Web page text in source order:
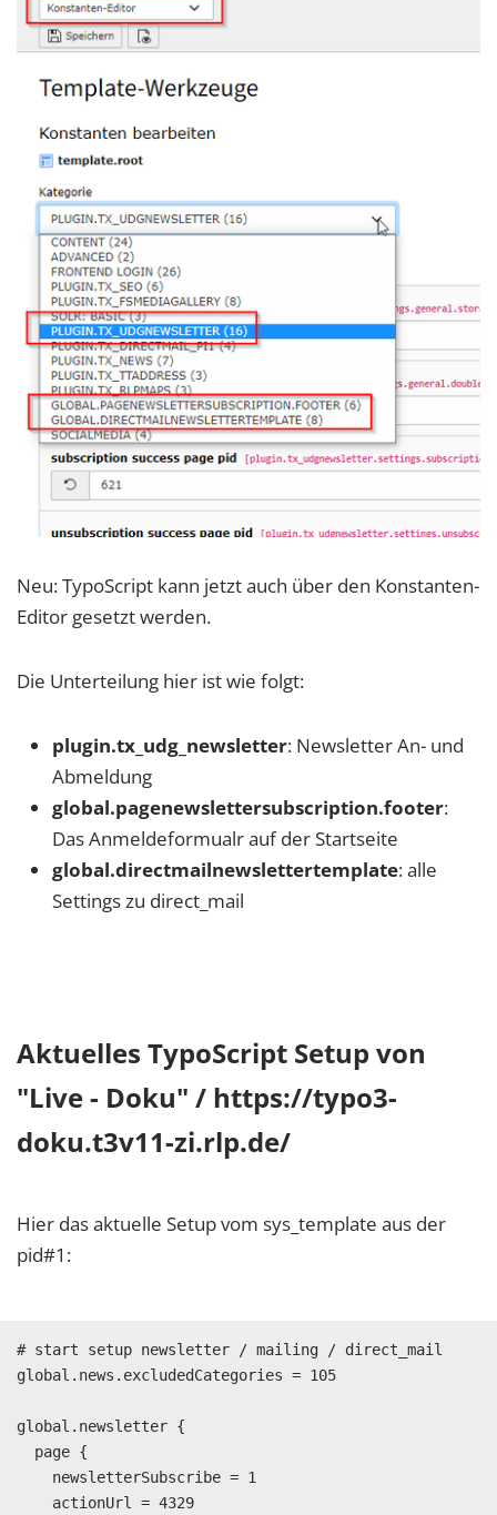
Neu: TypoScript kann jetzt auch über den Konstanten-
Editor gesetzt werden.
Die Unterteilung hier ist wie folgt:
plugin.tx_udg_newsletter: Newsletter An- und
Abmeldung
global.pagenewslettersubscription.footer:
Das Anmeldeformualr auf der Startseite
global.directmailnewslettertemplate: alle
Settings zu direct_mail
Aktuelles TypoScript Setup von
"Live - Doku" / https://typo3-
doku.t3v11-zi.rlp.de/
Hier das aktuelle Setup vom sys_template aus der
pid#1:
# start setup newsletter / mailing / direct_mail
global.news.excludedCategories = 105
global.newsletter {
  page {
    newsletterSubscribe = 1
    actionUrl = 4329